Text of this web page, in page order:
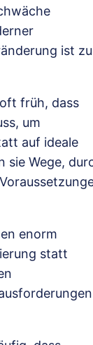
ist
früh, dass
um
auf ideale
sie Wege,
enorm
statt